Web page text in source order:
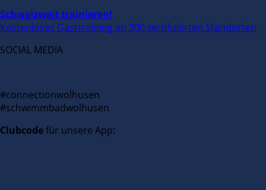
Schweizweit trainieren!
Kostenloses Gasttraining an 300 zertifizierten Standorten
SOCIAL MEDIA
#connectionwolhusen
#schwimmbadwolhusen
Clubcodefür unsere App: